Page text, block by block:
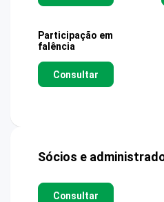
Participação em
falência
Consultar
Sócios e
Consultar